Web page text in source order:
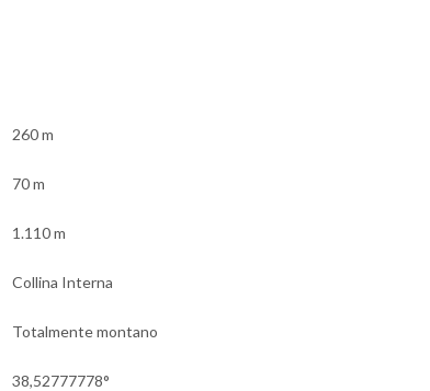
260 m
70 m
1.110 m
Collina Interna
Totalmente montano
38,52777778°